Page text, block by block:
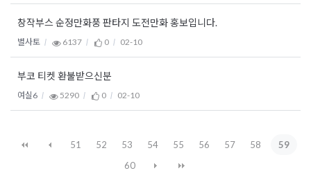
창작부스 순정만화풍 판타지 도전만화 홍보입니다.
별사토 6137 0 02-10
부코 티켓 환불받으신분
여실6 5290 0 02-10
51 52 53 54 55 56 57 58
59
60